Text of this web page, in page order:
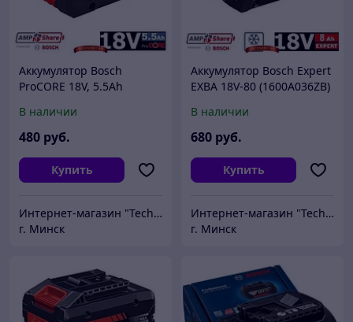
Аккумулятор Bosch
ProCORE 18V, 5.5Ah
В наличии
480 руб.
Купить
Интернет-магазин "Technobit"
г. Минск
Аккумулятор Bosch Expert
EXBA 18V-80 (1600A036ZB)
В наличии
680 руб.
Купить
Интернет-магазин "Technobit"
г. Минск